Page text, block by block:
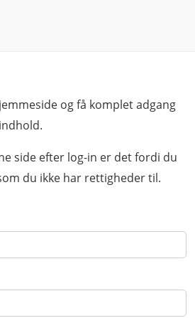
og få komplet adgang
side efter log-in er det fordi du
du ikke har rettigheder til.